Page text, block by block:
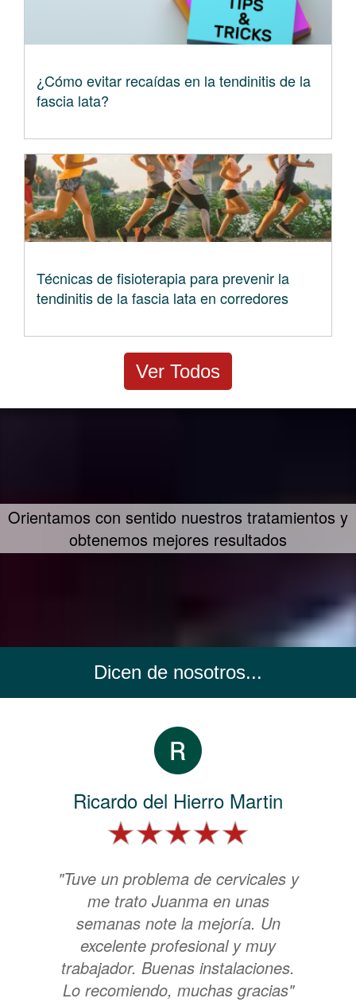
¿Cómo evitar recaídas en la tendinitis de la
fascia lata?
Técnicas de fisioterapia para prevenir la
tendinitis de la fascia lata en corredores
Ver Todos
Un concepto propio de tratamiento - FIIT
Concept
Dicen de nosotros...
Ricardo del Hierro Martin
"Tuve un problema de cervicales y
me trato Juanma en unas
semanas note la mejoría. Un
excelente profesional y muy
trabajador. Buenas instalaciones.
Lo recomiendo, muchas gracias"